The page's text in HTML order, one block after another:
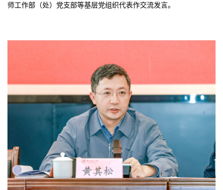
师工作部（处）党支部等基层党组织代表作交流发言。